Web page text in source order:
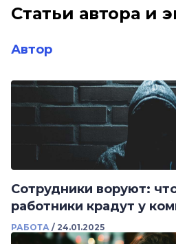
Статьи автора и
Автор
Сотрудники воруют:
работники крадут у
РАБОТА / 24.01.2025